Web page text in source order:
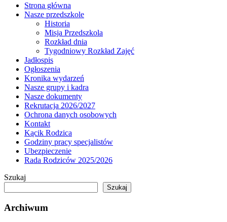
Strona główna
Nasze przedszkole
Historia
Misja Przedszkola
Rozkład dnia
Tygodniowy Rozkład Zajęć
Jadłospis
Ogłoszenia
Kronika wydarzeń
Nasze grupy i kadra
Nasze dokumenty
Rekrutacja 2026/2027
Ochrona danych osobowych
Kontakt
Kącik Rodzica
Godziny pracy specjalistów
Ubezpieczenie
Rada Rodziców 2025/2026
Szukaj
Szukaj
Archiwum